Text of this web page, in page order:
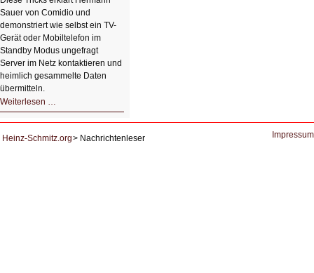
Sauer von Comidio und
demonstriert wie selbst ein TV-
Gerät oder Mobiltelefon im
Standby Modus ungefragt
Server im Netz kontaktieren und
heimlich gesammelte Daten
übermitteln.
Weiterlesen …
DNS
Heinz-Schmitz.org
Nachrichtenleser Impressum